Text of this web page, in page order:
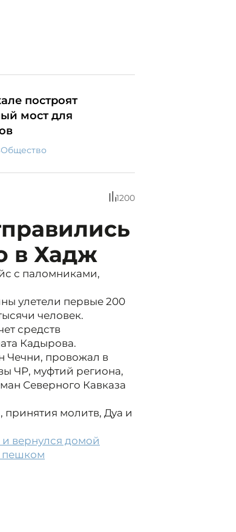
построят
мост для
Общество
1200
в Хадж
с паломниками,
улетели первые 200
человек.
средств
Кадырова.
Чечни, провожал в
ЧР, муфтий региона,
Северного Кавказа
молитв, Дуа и
вернулся домой
пешком